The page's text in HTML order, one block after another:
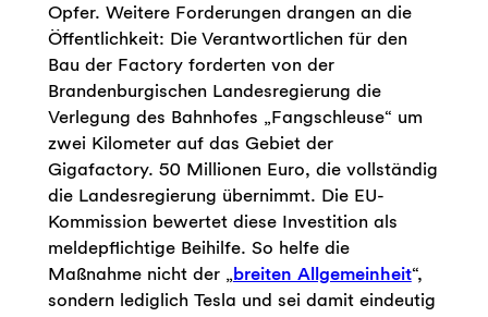
Opfer. Weitere Forderungen drangen an die
Öffentlichkeit: Die Verantwortlichen für den
Bau der Factory forderten von der
Brandenburgischen Landesregierung die
Verlegung des Bahnhofes „Fangschleuse“ um
zwei Kilometer auf das Gebiet der
Gigafactory. 50 Millionen Euro, die vollständig
die Landesregierung übernimmt. Die EU-
Kommission bewertet diese Investition als
meldepflichtige Beihilfe. So helfe die
Maßnahme nicht der „breiten Allgemeinheit“,
sondern lediglich Tesla und sei damit eindeutig